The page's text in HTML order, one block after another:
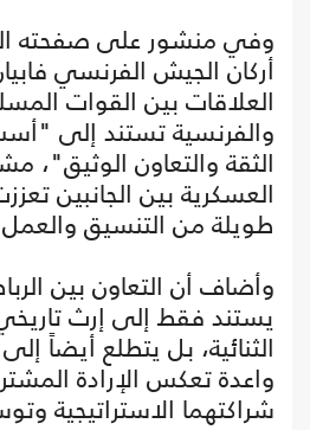
وفي منشور على صفحته
أركان الجيش الفرنسي
العلاقات بين القوات
والفرنسية تستند إلى
الثقة والتعاون الوثيق"،
العسكرية بين الجانبين
طويلة من التنسيق
وأضاف أن التعاون بين
يستند فقط إلى إرث
الثنائية، بل يتطلع أيضاً
واعدة تعكس الإرادة
شراكتهما الاستراتيجية